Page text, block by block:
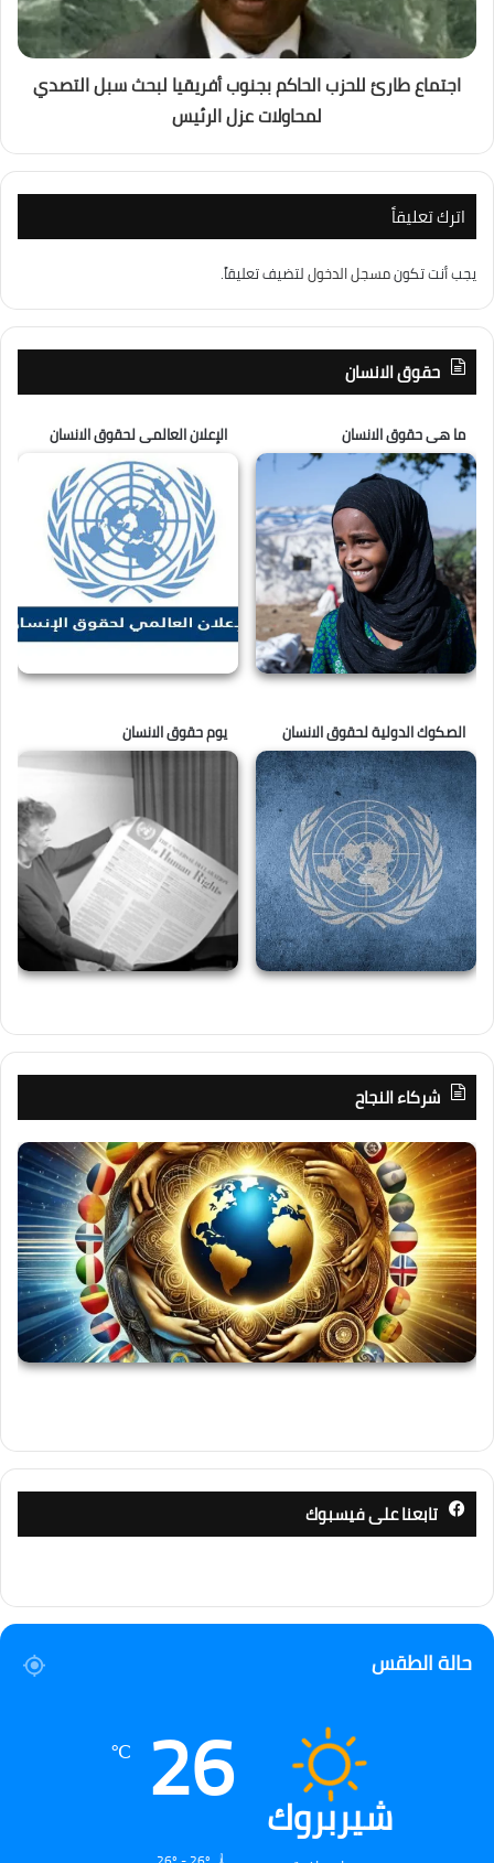
اجتماع طارئ للحزب الحاكم بجنوب أفريقيا لبحث سبل التصدي
لمحاولات عزل الرئيس
اترك تعليقاً
يجب أنت تكونمسجل الدخوللتضيف تعليقاً.
حقوق الانسان
ما هى حقوق الانسان الإعلان العالمى لحقوق الانسان
الصكوك الدولية لحقوق الانسان يوم حقوق الانسان
شركاء النجاح
تابعنا على فيسبوك
حالة الطقس
شيربروك 26
℃